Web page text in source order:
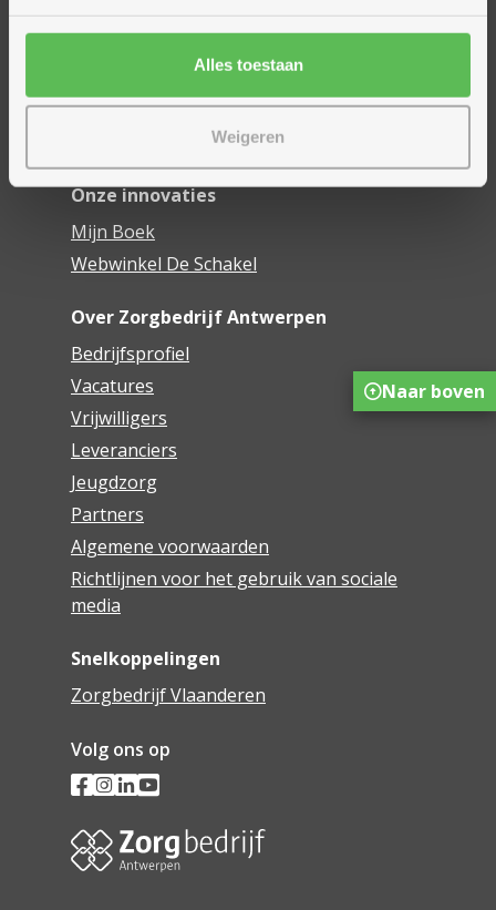
Alles toestaan
Weigeren
Dienstencentra
Woonzorgcentra
Financieel comfort
Onze innovaties
Mijn Boek
Webwinkel De Schakel
Over Zorgbedrijf Antwerpen
Bedrijfsprofiel
Vacatures
Vrijwilligers
Leveranciers
Jeugdzorg
Partners
Algemene voorwaarden
Richtlijnen voor het gebruik van sociale
media
Snelkoppelingen
Zorgbedrijf Vlaanderen
Volg ons op
Naar boven